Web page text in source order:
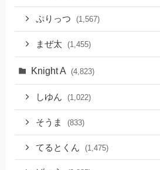
ぷりっつ (1,567)
まぜ太 (1,455)
Knight A (4,823)
しゆん (1,022)
そうま (833)
てるとくん (1,475)